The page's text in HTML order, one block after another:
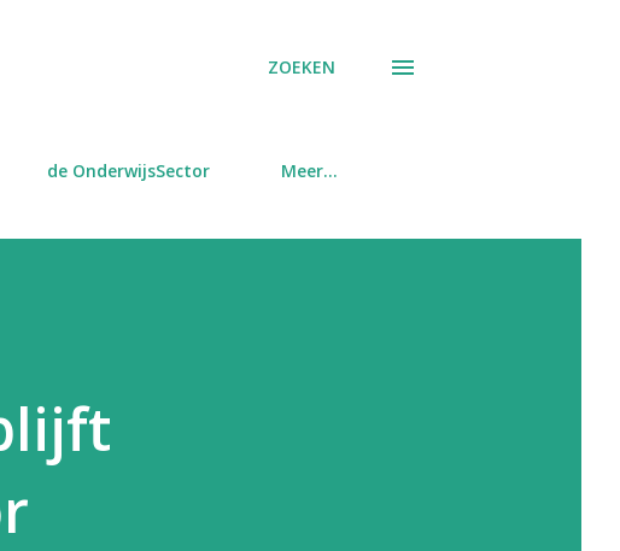
ZOEKEN
de OnderwijsSector Meer…